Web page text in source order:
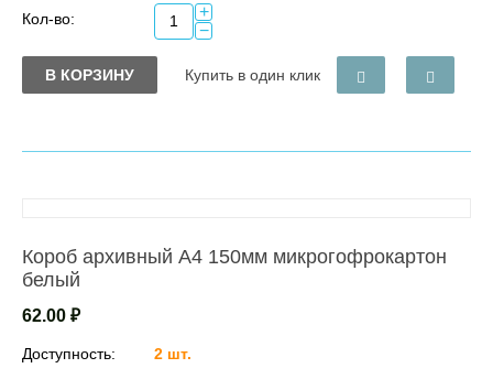
Кол-во:
+
−
В КОРЗИНУ Купить в один клик
Короб архивный А4 150мм микрогофрокартон
белый
62.00 ₽
Доступность: 2 шт.